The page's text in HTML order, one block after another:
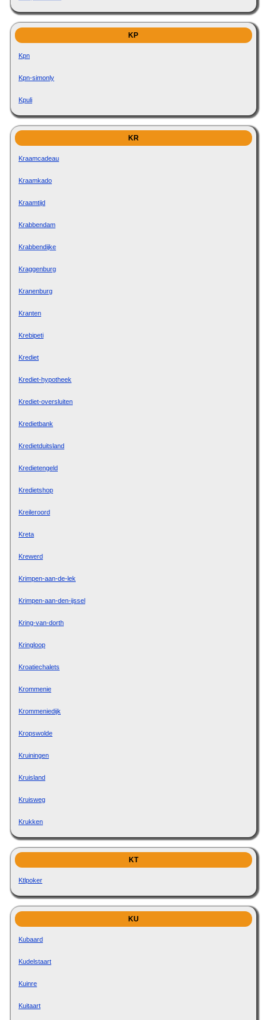
KP
Kpn
Kpn-simonly
Kpuli
KR
Kraamcadeau
Kraamkado
Kraamtijd
Krabbendam
Krabbendijke
Kraggenburg
Kranenburg
Kranten
Krebipeti
Krediet
Krediet-hypotheek
Krediet-oversluiten
Kredietbank
Kredietduitsland
Kredietengeld
Kredietshop
Kreileroord
Kreta
Krewerd
Krimpen-aan-de-lek
Krimpen-aan-den-ijssel
Kring-van-dorth
Kringloop
Kroatiechalets
Krommenie
Krommeniedijk
Kropswolde
Kruiningen
Kruisland
Kruisweg
Krukken
KT
Ktlpoker
KU
Kubaard
Kudelstaart
Kuinre
Kuitaart